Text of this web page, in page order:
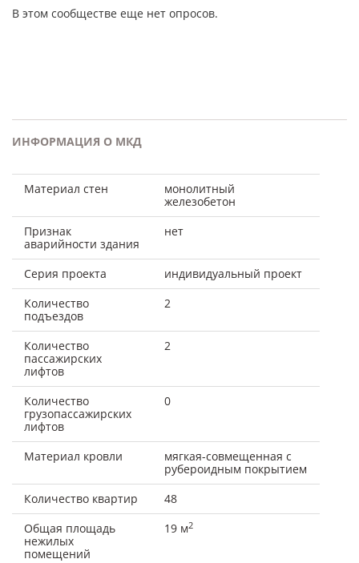
В этом сообществе еще нет опросов.
ИНФОРМАЦИЯ О МКД
Материал стен
монолитный
железобетон
Признак
аварийности здания
нет
Серия проекта
индивидуальный проект
Количество
подъездов
2
Количество
пассажирских
лифтов
2
Количество
грузопассажирских
лифтов
0
Материал кровли
мягкая-совмещенная с
рубероидным покрытием
Количество квартир
48
Общая площадь
нежилых
помещений
19 м2